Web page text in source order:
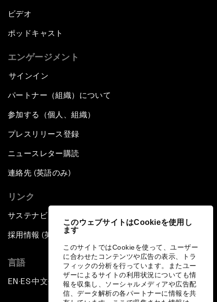
このウェブサイトはCookieを使用し
ます
このサイトではCookieを使って、ユーザー
に合わせたコンテンツや広告の表示、トラ
フィックの分析を行っています。またユー
ザーによるサイトの利用状況についても情
報を収集し、ソーシャルメディアや広告配
信、データ解析の各パートナーに情報を共
ビデオ
ポッドキャスト
エンゲージメント
サインイン
パートナー（組織）について
参加する（個人、組織）
プレスリリース登録
ニュースレター購読
連絡先 (英語のみ)
リンク
サステナビリティへの取り組み
採用情報 (英語のみ)
言語
EN ▪ ES▪中文▪ 日本語